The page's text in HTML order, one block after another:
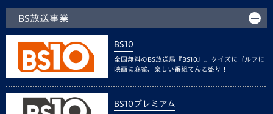
BS放送事業
BS10
全国無料のBS放送局『BS10』。クイズにゴルフに
映画に麻雀、楽しい番組てんこ盛り！
BS10プレミアム